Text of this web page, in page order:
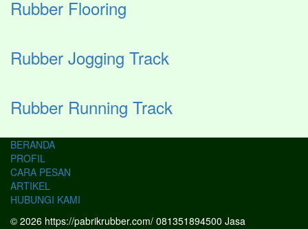
Rubber Flooring
Rubber Jogging Track
Rubber Running Track
BERANDA
PROFIL
CARA PESAN
ARTIKEL
HUBUNGI KAMI
© 2026 https://pabrikrubber.com/ 081351894500 Jasa